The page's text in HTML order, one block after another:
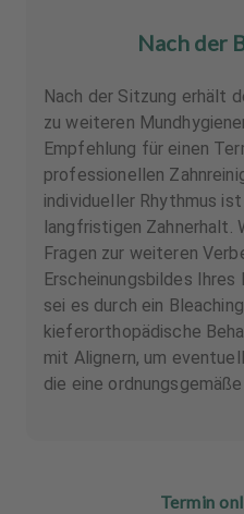
Nach der
Nach der Sitzung erhält
zu weiteren
Empfehlung für einen
professionellen
individueller Rhythmus
langfristigen Zahnerhalt.
Fragen zur weiteren
Erscheinungsbildes
sei es durch ein
kieferorthopädische
mit Alignern, um
die eine
Termin